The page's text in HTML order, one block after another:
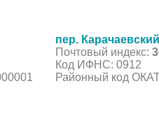
пер. Карачаевский
Почтовый индекс:
Код ИФНС: 0912
Районный код